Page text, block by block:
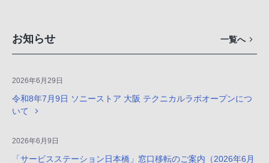
お知らせ 一覧へ
2026年6月29日
令和8年7月9日 ソニーストア 大阪 テクニカルラボオープンにつ
いて
2026年6月9日
「サービスステーション日本橋」窓口移転のご案内（2026年6月